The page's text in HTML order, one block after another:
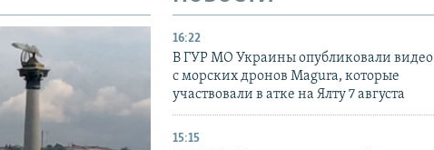
16:22
В ГУР МО Украины опубликовали видео
с морских дронов Magura, которые
участвовали в атке на Ялту 7 августа
15:15